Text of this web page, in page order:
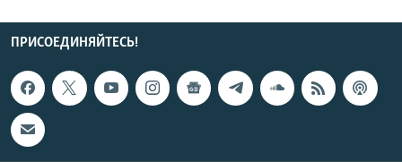
ПРИСОЕДИНЯЙТЕСЬ!